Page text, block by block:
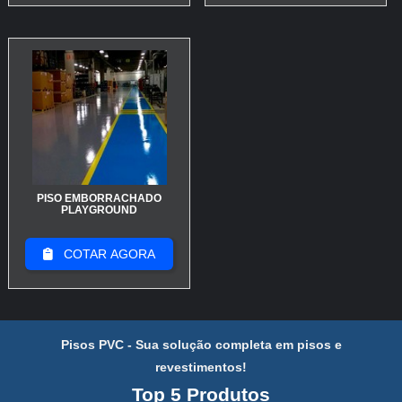
indicada na loja nossa.
Medir área + 7–10% para desperdício
Pedir 2 amostras nossa e testar aderência real
Verificar coeficiente de atrito e classe PEI antes de
adicionar ao carrinho
Escolha pelo coeficiente de atrito e pela espessura
adequados ao tráfego; isso reduz troca e aumenta
segurança imediata.
Leve amostras, confirme métricas técnicas e só depois
finalize: adicionar ao carrinho com quantidade exata
evita retrabalho e otimiza custo por metro.
CONCLUSÃO
PISO EMBORRACHADO
PLAYGROUND
COTAR AGORA
Pisos PVC - Sua solução completa em pisos e
revestimentos!
Top 5 Produtos